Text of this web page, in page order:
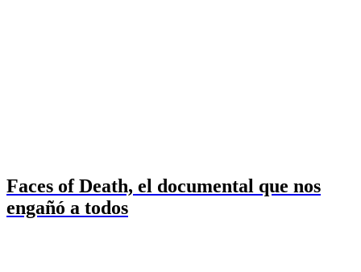
Faces of Death, el documental que nos
engañó a todos